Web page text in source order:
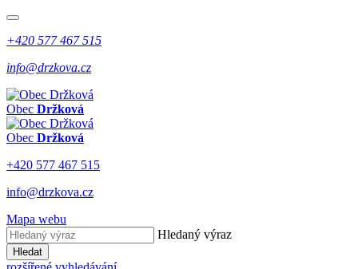
+420 577 467 515
info@drzkova.cz
Obec Držková
Obec Držková
+420 577 467 515
info@drzkova.cz
Mapa webu
Hledaný výraz
Hledat